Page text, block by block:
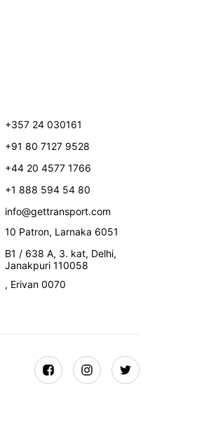
+357 24 030161
+91 80 7127 9528
+44 20 4577 1766
+1 888 594 54 80
info@gettransport.com
10 Patron, Larnaka 6051
B1 / 638 A, 3. kat, Delhi,
Janakpuri 110058
, Erivan 0070